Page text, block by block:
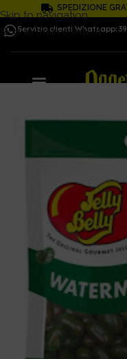
Skip to navigation
Skip to main content
SPEDIZIONE
Servizio clienti Whatsapp: 391